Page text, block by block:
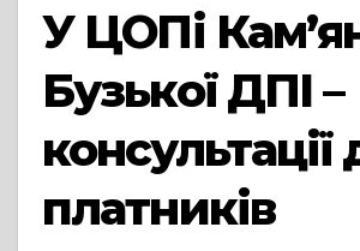
У ЦОПі
Бузької ДПІ –
консультації
платників